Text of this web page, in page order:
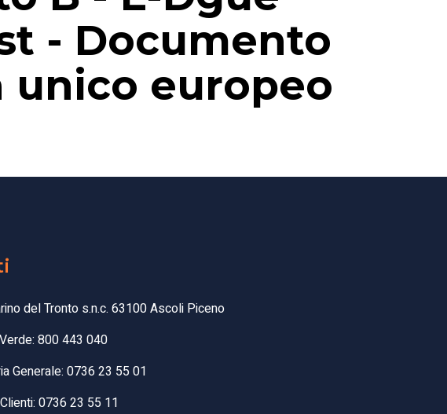
- Documento
unico europeo
del Tronto s.n.c. 63100 Ascoli Piceno
800 443 040
Generale: 0736 23 55 01
0736 23 55 11